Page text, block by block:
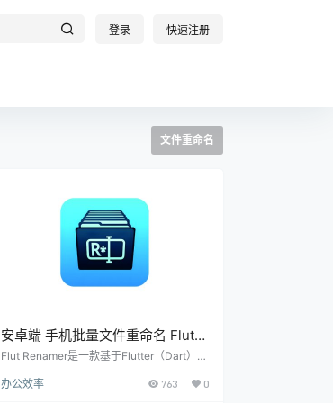
登录 快速注册
文件重命名
安卓端 手机批量文件重命名 Flut
Renamer v1.5.1 免费版
Flut Renamer是一款基于Flutter（Dart）开
Windows、Android、iOS和macOS。此工
办公效率 763 0